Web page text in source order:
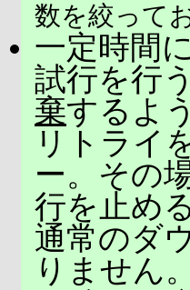
数を絞って
一定時間
試行を行
棄するよ
リトライ
ー。その
行を止め
通常のダ
りません。